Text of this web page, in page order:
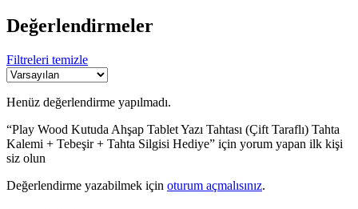
Değerlendirmeler
Filtreleri temizle
Henüz değerlendirme yapılmadı.
“Play Wood Kutuda Ahşap Tablet Yazı Tahtası (Çift Taraflı) Tahta
Kalemi + Tebeşir + Tahta Silgisi Hediye” için yorum yapan ilk kişi
siz olun
Değerlendirme yazabilmek için oturum açmalısınız.